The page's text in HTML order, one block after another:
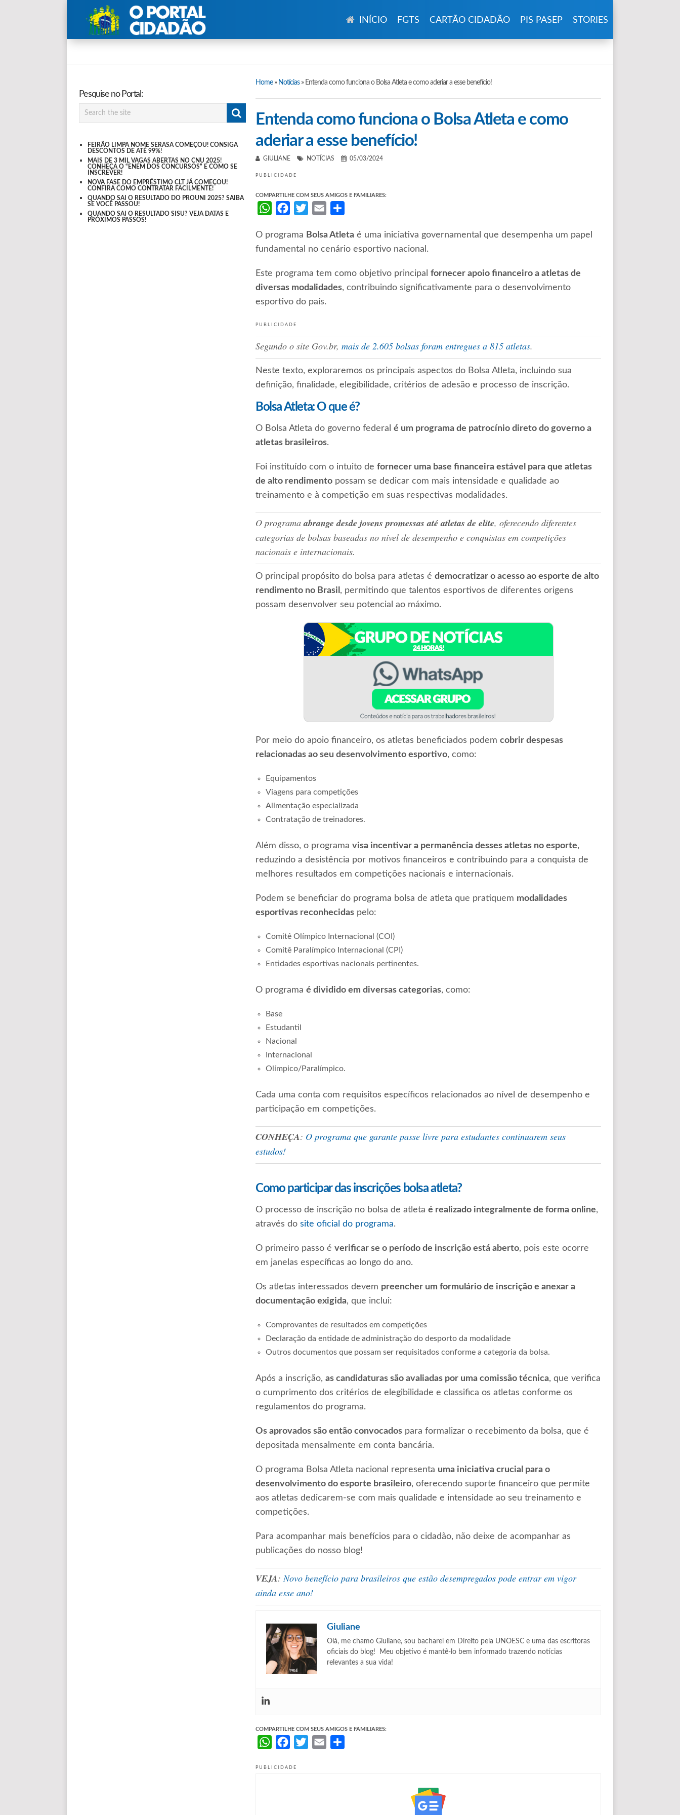
INÍCIO FGTS CARTÃO CIDADÃO PIS PASEP STORIES
Pesquise no Portal:
FEIRÃO LIMPA NOME SERASA COMEÇOU! CONSIGA
DESCONTOS DE ATÉ 99%!
MAIS DE 3 MIL VAGAS ABERTAS NO CNU 2025!
CONHEÇA O “ENEM DOS CONCURSOS” E COMO SE
INSCREVER!
NOVA FASE DO EMPRÉSTIMO CLT JÁ COMEÇOU!
CONFIRA COMO CONTRATAR FACILMENTE!
QUANDO SAI O RESULTADO DO PROUNI 2025? SAIBA
SE VOCÊ PASSOU!
QUANDO SAI O RESULTADO SISU? VEJA DATAS E
PRÓXIMOS PASSOS!
Home» Notícias» Entenda como funciona o Bolsa Atleta e como aderiar a esse benefício!
Entenda como funciona o Bolsa Atleta e como
aderiar a esse benefício!
GIULIANE NOTÍCIAS 05/03/2024
PUBLICIDADE
COMPARTILHE COM SEUS AMIGOS E FAMILIARES:
WhatsAppFacebook
TwitterEmail
O programa Bolsa Atletaé uma iniciativa governamental que desempenha um papel
fundamental no cenário esportivo nacional.
Este programa tem como objetivo principal fornecer apoio financeiro a atletas de
diversas modalidades, contribuindo significativamente para o desenvolvimento
esportivo do país.
PUBLICIDADE
Segundo o site Gov.br, mais de 2.605 bolsas foram entregues a 815 atletas.
Neste texto, exploraremos os principais aspectos do Bolsa Atleta, incluindo sua
definição, finalidade, elegibilidade, critérios de adesão e processo de inscrição.
Bolsa Atleta: O que é?
O Bolsa Atleta do governo federal é um programa de patrocínio direto do governo a
atletas brasileiros.
Foi instituído com o intuito de fornecer uma base financeira estável para que atletas
de alto rendimentopossam se dedicar com mais intensidade e qualidade ao
treinamento e à competição em suas respectivas modalidades.
O programaabrange desde jovens promessas até atletas de elite, oferecendo diferentes
categorias de bolsas baseadas no nível de desempenho e conquistas em competições
nacionais e internacionais.
O principal propósito do bolsa para atletas é democratizar o acesso ao esporte de alto
rendimento no Brasil , permitindo que talentos esportivos de diferentes origens
possam desenvolver seu potencial ao máximo.
Por meio do apoio financeiro, os atletas beneficiados podem cobrir despesas
relacionadas ao seu desenvolvimento esportivo, como:
Equipamentos
Viagens para competições
Alimentação especializada
Contratação de treinadores.
Além disso, o programa visa incentivar a permanência desses atletas no esporte,
reduzindo a desistência por motivos financeiros e contribuindo para a conquista de
melhores resultados em competições nacionais e internacionais.
Podem se beneficiar do programa bolsa de atleta que pratiquem modalidades
esportivas reconhecidaspelo:
Comitê Olímpico Internacional (COI)
Comitê Paralímpico Internacional (CPI)
Entidades esportivas nacionais pertinentes.
O programa é dividido em diversas categorias, como:
Base
Estudantil
Nacional
Internacional
Olímpico/Paralímpico.
Cada uma conta com requisitos específicos relacionados ao nível de desempenho e
participação em competições.
CONHEÇA: O programa que garante passe livre para estudantes continuarem seus
estudos!
Como participar das inscrições bolsa atleta?
O processo de inscrição no bolsa de atleta é realizado integralmente de forma online,
através do site oficial do programa.
O primeiro passo é verificar se o período de inscrição está aberto, pois este ocorre
em janelas específicas ao longo do ano.
Os atletas interessados devem preencher um formulário de inscrição e anexar a
documentação exigida, que inclui:
Comprovantes de resultados em competições
Declaração da entidade de administração do desporto da modalidade
Outros documentos que possam ser requisitados conforme a categoria da bolsa.
Após a inscrição, as candidaturas são avaliadas por uma comissão técnica, que verifica
o cumprimento dos critérios de elegibilidade e classifica os atletas conforme os
regulamentos do programa.
Os aprovados são então convocadospara formalizar o recebimento da bolsa, que é
depositada mensalmente em conta bancária.
O programa Bolsa Atleta nacional representa uma iniciativa crucial para o
desenvolvimento do esporte brasileiro, oferecendo suporte financeiro que permite
aos atletas dedicarem-se com mais qualidade e intensidade ao seu treinamento e
competições.
Para acompanhar mais benefícios para o cidadão, não deixe de acompanhar as
publicações do nosso blog!
VEJA:Novo benefício para brasileiros que estão desempregados pode entrar em vigor
ainda esse ano!
Giuliane
Olá, me chamo Giuliane, sou bacharel em Direito pela UNOESC e uma das escritoras
oficiais do blog! Meu objetivo é mantê-lo bem informado trazendo notícias
relevantes a sua vida!
COMPARTILHE COM SEUS AMIGOS E FAMILIARES:
WhatsAppFacebook
TwitterEmail
PUBLICIDADE